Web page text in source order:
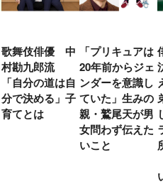
歌舞伎俳優 中
村勘九郎流
「自分の道は自
分で決める」子
育てとは
「プリキュアは
20年前からジェ
ンダーを意識し
ていた」生みの
親・鷲尾天が男
女問わず伝えた
いこと